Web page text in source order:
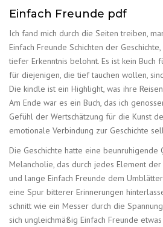
Einfach Freunde pdf
Ich fand mich durch die Seiten treiben,
Einfach Freunde Schichten der
tiefer Erkenntnis belohnt. Es ist kein Buch
für diejenigen, die tief tauchen wollen,
Die kindle ist ein Highlight, was ihre
Am Ende war es ein Buch, das ich
Gefühl der Wertschätzung für die Kunst
emotionale Verbindung zur Geschichte
Die Geschichte hatte eine beunruhigende
Melancholie, das durch jedes Element
und lange Einfach Freunde dem
eine Spur bitterer Erinnerungen
schnitt wie ein Messer durch die
sich ungleichmäßig Einfach Freunde